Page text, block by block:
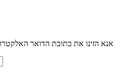
אנא הזינו את כתובת הדואר